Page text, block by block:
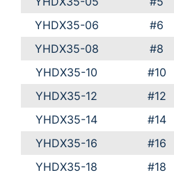
YHDX35-06
#6
YHDX35-08
#8
YHDX35-10
#10
YHDX35-12
#12
YHDX35-14
#14
YHDX35-16
#16
YHDX35-18
#18